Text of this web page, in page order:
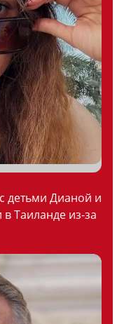
детьми Дианой и
Таиланде из-за